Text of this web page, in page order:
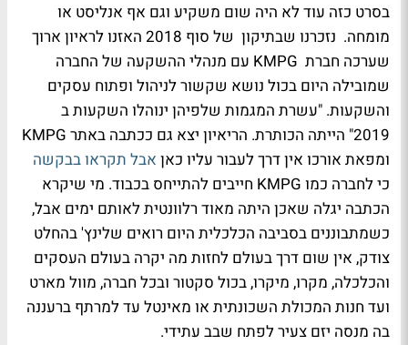
בסרט כזה עוד לא היה שום משקיע וגם אף אנליסט או
מומחה. נזכרנו שבתיקון של סוף 2018 האזנו לראיון ארוך
שערכה חברת KMPG עם מנהלי ההשקעה של החברה
שמובילה היום בכול נושא שקשור לניהול ופתוח עסקים
והשקעות. "עשרת המגמות שלפיהן ינוהלו השקעות ב
2019" הייתה הכותרת. הריאיון יצא גם ככתבה באתר KMPG
ומפאת אורכו אין דרך לעבור עליו כאן אבל תקראו בבקשה
כי לחברה כמו KMPG חייבים להתייחס בכבוד. מי שיקרא
הכתבה יגלה שאכן היתה מאוד רלוונטית לאותם ימים אבל,
כשמתבוננים בסביבה הכלכלית היום רואים שלינץ' בהחלט
צודק, אין שום דרך בעולם לחזות מה יקרה בעולם העסקים
והכלכלה, מקרו, מיקרו, בכול סקטור ובכל חברה, מוול מארט
ועד חנות המכולת השכונתית או מאינטל עד למרתף ברעננה
בה מנסה יזם צעיר לפתח שבב עתידי.